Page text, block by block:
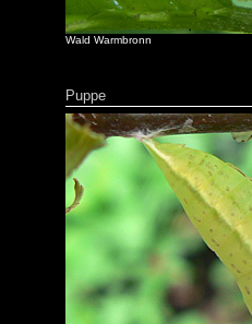
Wald Warmbronn
Puppe